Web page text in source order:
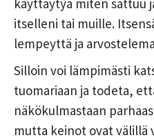
käyttäytyä miten sattuu
itselleni tai muille.
lempeyttä ja
Silloin voi lämpimästi
tuomariaan ja todeta,
näkökulmastaan
mutta keinot ovat välillä